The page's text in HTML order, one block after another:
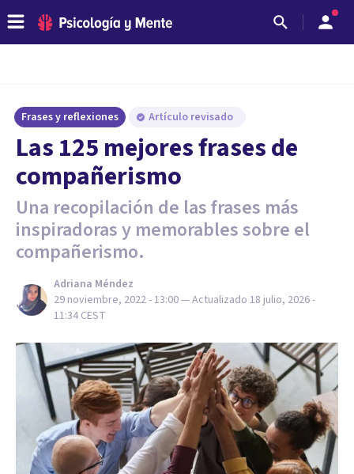
Frases y reflexiones Artículo revisado
Las 125 mejores frases de
compañerismo
Una recopilación de las frases más
inspiradoras y memorables sobre el
compañerismo.
Adriana Méndez
29 noviembre, 2022 - 13:00— Actualizado 18 julio, 2026 -
11:34 CEST